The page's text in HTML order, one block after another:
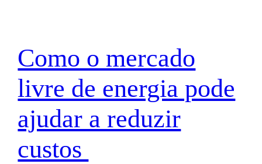
Como o mercado
livre de energia pode
ajudar a reduzir
custos